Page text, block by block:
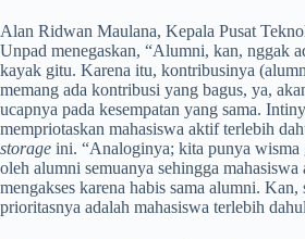
Alan Ridwan Maulana, Kepala Pusat
Unpad menegaskan, “Alumni, kan, nggak
kayak gitu. Karena itu, kontribusinya
memang ada kontribusi yang bagus, ya,
ucapnya pada kesempatan yang sama.
mempriotaskan mahasiswa aktif terlebih
storage ini. “Analoginya; kita punya
oleh alumni semuanya sehingga
mengakses karena habis sama alumni. Kan,
prioritasnya adalah mahasiswa terlebih